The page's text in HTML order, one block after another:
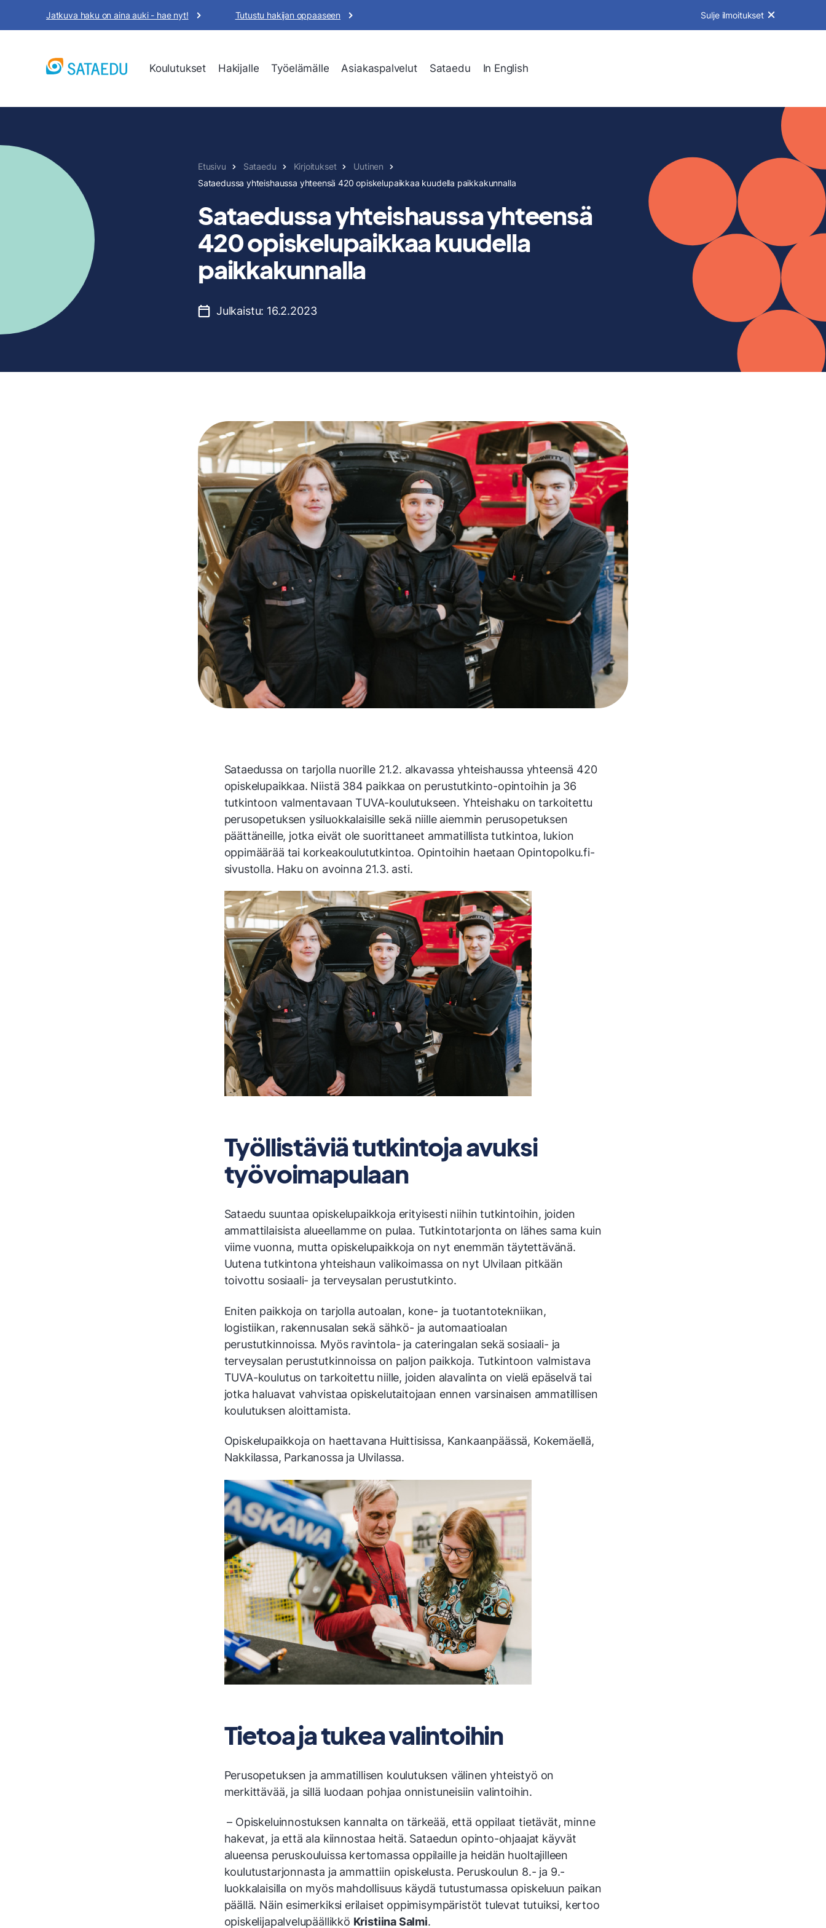
Jatkuva haku on aina auki - hae nyt! Tutustu hakijan oppaaseen Sulje ilmoitukset
Koulutukset Hakijalle Työelämälle Asiakaspalvelut Sataedu In English
Etusivu Sataedu Kirjoitukset
Uutinen
Sataedussa yhteishaussa yhteensä 420 opiskelupaikkaa kuudella paikkakunnalla
Sataedussa yhteishaussa yhteensä
420 opiskelupaikkaa kuudella
paikkakunnalla
Julkaistu: 16.2.2023
Sataedussa on tarjolla nuorille 21.2. alkavassa yhteishaussa yhteensä 420
opiskelupaikkaa. Niistä 384 paikkaa on perustutkinto-opintoihin ja 36
tutkintoon valmentavaan TUVA-koulutukseen. Yhteishaku on tarkoitettu
perusopetuksen ysiluokkalaisille sekä niille aiemmin perusopetuksen
päättäneille, jotka eivät ole suorittaneet ammatillista tutkintoa, lukion
oppimäärää tai korkeakoulututkintoa. Opintoihin haetaan Opintopolku.fi-
sivustolla. Haku on avoinna 21.3. asti.
Työllistäviä tutkintoja avuksi
työvoimapulaan
Sataedu suuntaa opiskelupaikkoja erityisesti niihin tutkintoihin, joiden
ammattilaisista alueellamme on pulaa. Tutkintotarjonta on lähes sama kuin
viime vuonna, mutta opiskelupaikkoja on nyt enemmän täytettävänä.
Uutena tutkintona yhteishaun valikoimassa on nyt Ulvilaan pitkään
toivottu sosiaali- ja terveysalan perustutkinto.
Eniten paikkoja on tarjolla autoalan, kone- ja tuotantotekniikan,
logistiikan, rakennusalan sekä sähkö- ja automaatioalan
perustutkinnoissa. Myös ravintola- ja cateringalan sekä sosiaali- ja
terveysalan perustutkinnoissa on paljon paikkoja. Tutkintoon valmistava
TUVA-koulutus on tarkoitettu niille, joiden alavalinta on vielä epäselvä tai
jotka haluavat vahvistaa opiskelutaitojaan ennen varsinaisen ammatillisen
koulutuksen aloittamista.
Opiskelupaikkoja on haettavana Huittisissa, Kankaanpäässä, Kokemäellä,
Nakkilassa, Parkanossa ja Ulvilassa.
Tietoa ja tukea valintoihin
Perusopetuksen ja ammatillisen koulutuksen välinen yhteistyö on
merkittävää, ja sillä luodaan pohjaa onnistuneisiin valintoihin.
– Opiskeluinnostuksen kannalta on tärkeää, että oppilaat tietävät, minne
hakevat, ja että ala kiinnostaa heitä. Sataedun opinto-ohjaajat käyvät
alueensa peruskouluissa kertomassa oppilaille ja heidän huoltajilleen
koulutustarjonnasta ja ammattiin opiskelusta. Peruskoulun 8.- ja 9.-
luokkalaisilla on myös mahdollisuus käydä tutustumassa opiskeluun paikan
päällä. Näin esimerkiksi erilaiset oppimisympäristöt tulevat tutuiksi, kertoo
opiskelijapalvelupäällikkö Kristiina Salmi.